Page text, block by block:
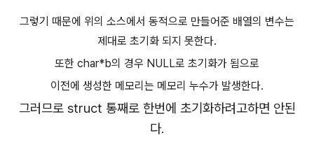
그렇기 때문에 위의 소스에서 동적으로 만들어준 배열의 변수는
제대로 초기화 되지 못한다.
또한 char*b의 경우 NULL로 초기화가 됨으로
이전에 생성한 메모리는 메모리 누수가 발생한다.
그러므로 struct 통째로 한번에 초기화하려고하면 안된
다.